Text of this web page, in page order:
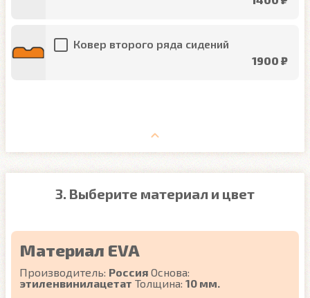
Ковер второго ряда сидений
1900 ₽
3. Выберите материал и цвет
Материал EVA
Производитель: Россия Основа:
этиленвинилацетат Толщина: 10 мм.